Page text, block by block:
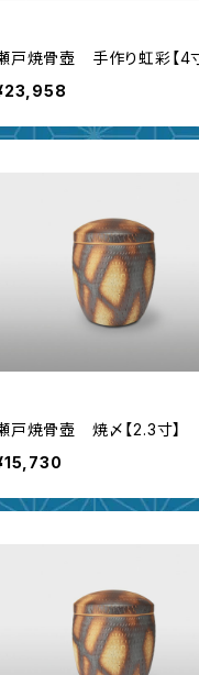
戸焼骨壺 手作り虹彩【4寸
戸焼骨壺 焼〆【2.3寸】